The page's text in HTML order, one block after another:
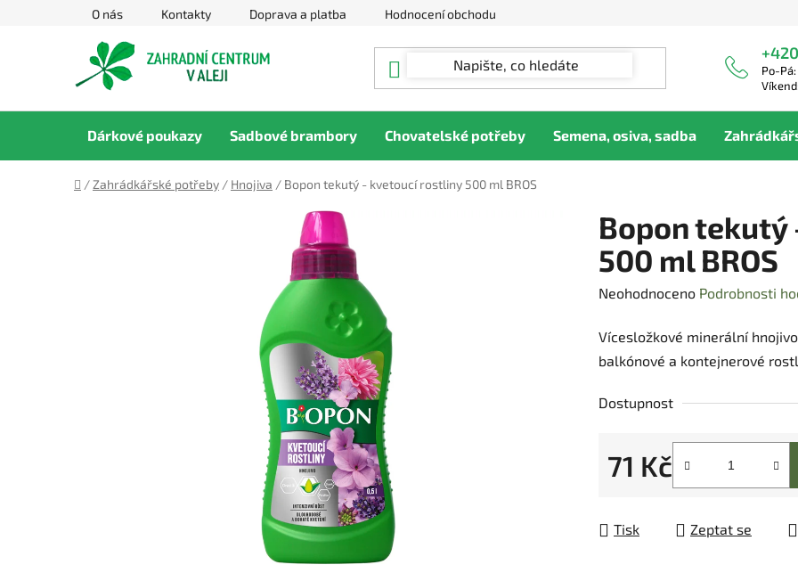
O nás Kontakty Doprava a platba Hodnocení obchodu
Po-
Dárkové poukazy Sadbové brambory Chovatelské potřeby Semena, osiva, sadba
Domů
/ Zahrádkářské potřeby / Hnojiva / Bopon tekutý - kvetoucí rostliny 500 ml BROS
Bopon
500 ml BROS
Průměrné
produktu
je
z
hvězdiček.
Neohodnoceno Podrobnosti
Vícesložkové minerální
balkónové a kontejnerové
Dostupnost
71 Kč
Měrná cena:
Tisk Zeptat se